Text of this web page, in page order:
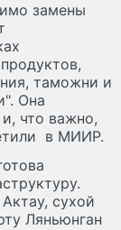
замены
таможни и
Она
что важно,
в МИИР.
сухой
Ляньюнган